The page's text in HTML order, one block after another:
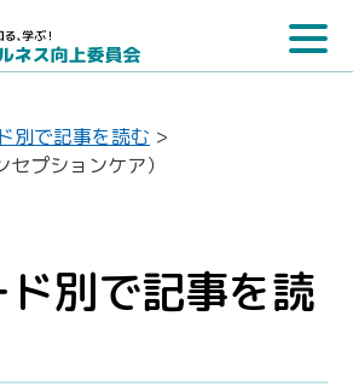
別で記事を読む >
プションケア）
別で記事を読